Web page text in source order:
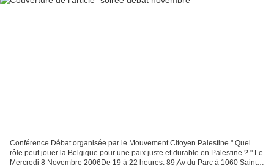
Conférence Débat organisée par le Mouvement Citoyen Palestine " Quel
rôle peut jouer la Belgique pour une paix juste et durable en Palestine ? " Le
Mercredi 8 Novembre 2006De 19 à 22 heures. 89,Av du Parc à 1060 Saint-